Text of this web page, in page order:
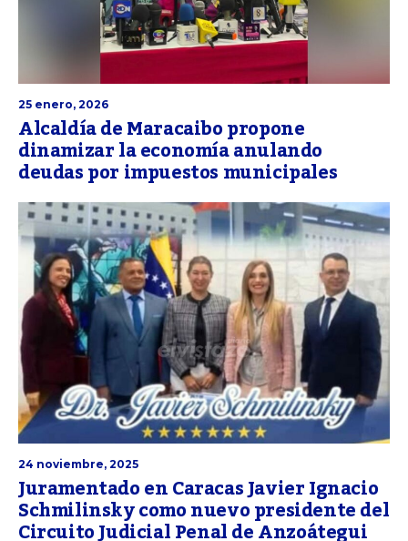
25 enero, 2026
Alcaldía de Maracaibo propone
dinamizar la economía anulando
deudas por impuestos municipales
24 noviembre, 2025
Juramentado en Caracas Javier Ignacio
Schmilinsky como nuevo presidente del
Circuito Judicial Penal de Anzoátegui